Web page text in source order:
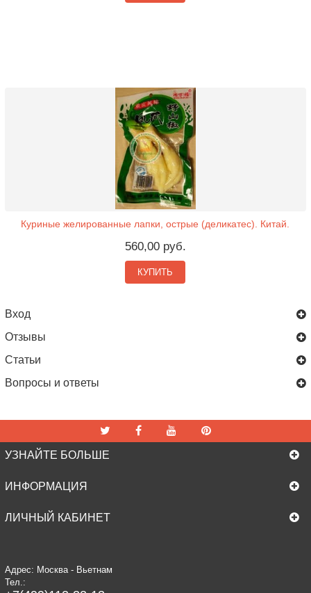
Куриные желированные лапки, острые (деликатес). Китай.
560,00 руб.
КУПИТЬ
Вход
Отзывы
Статьи
Вопросы и ответы
УЗНАЙТЕ БОЛЬШЕ
ИНФОРМАЦИЯ
ЛИЧНЫЙ КАБИНЕТ
Адрес: Москва - Вьетнам
Тел.: